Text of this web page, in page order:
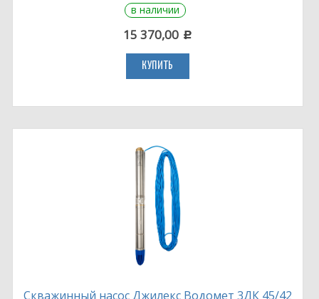
в наличии
15 370,00 c
КУПИТЬ
Скважинный насос Джилекс Водомет 3ДК 45/42